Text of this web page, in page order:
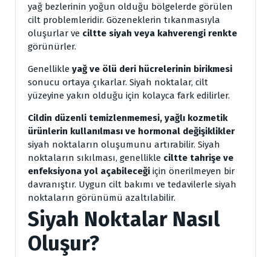
yağ bezlerinin yoğun olduğu bölgelerde görülen
cilt problemleridir. Gözeneklerin tıkanmasıyla
oluşurlar ve ciltte siyah veya kahverengi renkte
görünürler.
Genellikle yağ ve ölü deri hücrelerinin birikmesi
sonucu ortaya çıkarlar. Siyah noktalar, cilt
yüzeyine yakın olduğu için kolayca fark edilirler.
Cildin düzenli temizlenmemesi, yağlı kozmetik
ürünlerin kullanılması ve hormonal değişiklikler
siyah noktaların oluşumunu artırabilir. Siyah
noktaların sıkılması, genellikle ciltte tahrişe ve
enfeksiyona yol açabileceği için önerilmeyen bir
davranıştır. Uygun cilt bakımı ve tedavilerle siyah
noktaların görünümü azaltılabilir.
Siyah Noktalar Nasıl
Oluşur?